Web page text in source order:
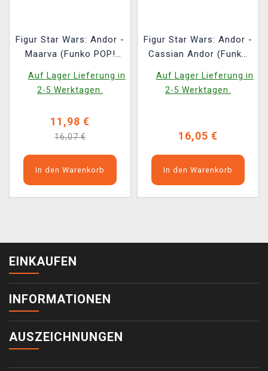
Figur Star Wars: Andor -
Maarva (Funko POP!
Auf Lager Lieferung in
2-5 Werktagen.
11,98 €
16,07 €
In den Warenkorb
Figur Star Wars: Andor -
Cassian Andor (Funko
Auf Lager Lieferung in
2-5 Werktagen.
16,05 €
In den Warenkorb
EINKAUFEN
INFORMATIONEN
AUSZEICHNUNGEN